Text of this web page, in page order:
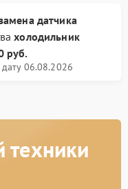
датчика
холодильник
руб.
06.08.2026
техники